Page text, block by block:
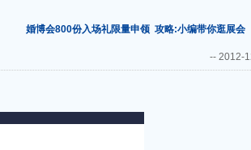
婚博会800份入场礼限量申领 攻略:小编带你逛展会
-- 2012-